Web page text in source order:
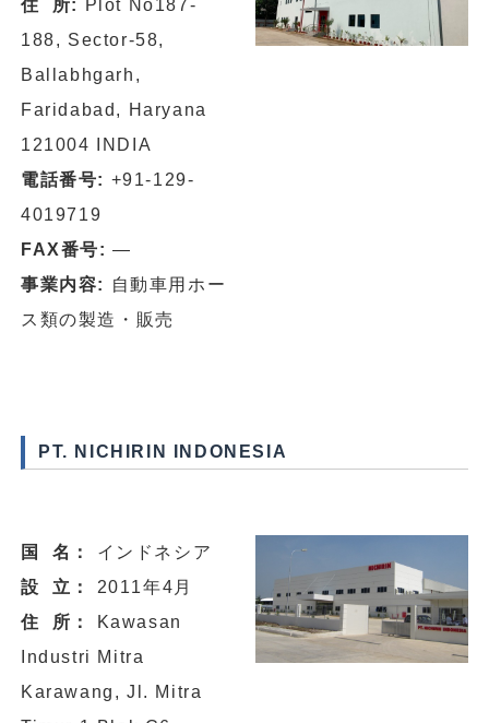
住 所:
Plot No187-
188, Sector-58,
Ballabhgarh,
Faridabad, Haryana
121004 INDIA
電話番号: +91-129-
4019719
FAX番号:―
事業内容:
自動車用ホー
ス類の製造・販売
PT. NICHIRIN INDONESIA
国 名： インドネシア
設 立：
2011年4月
住 所：
Kawasan
Industri Mitra
Karawang, Jl. Mitra